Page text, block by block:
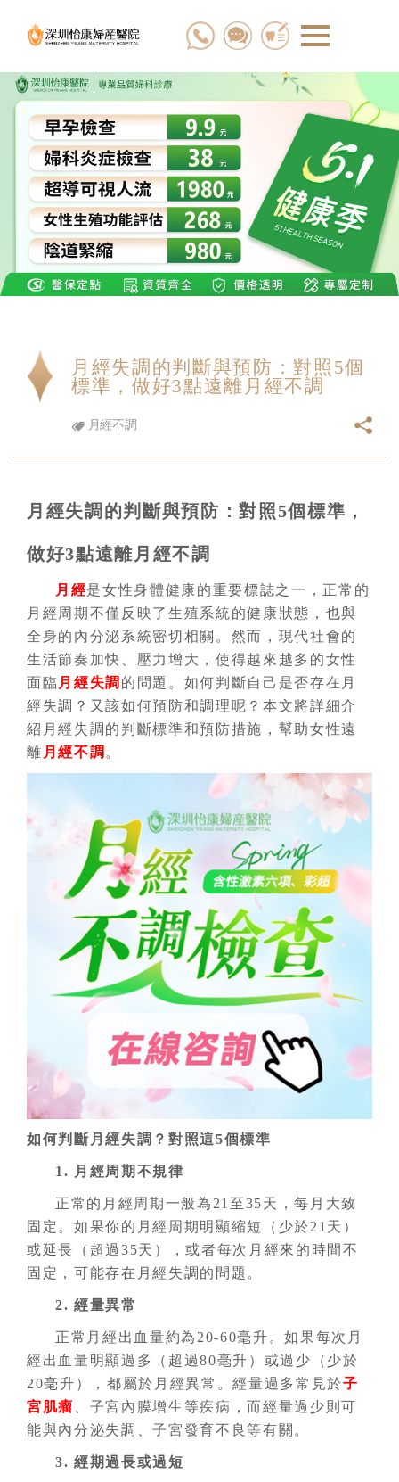
月經失調的判斷與預防：對照5個
標準，做好3點遠離月經不調
月經不調
月經失調的判斷與預防：對照5個標準，
做好3點遠離月經不調
月經是女性身體健康的重要標誌之一，正常的
月經周期不僅反映了生殖系統的健康狀態，也與
全身的內分泌系統密切相關。然而，現代社會的
生活節奏加快、壓力增大，使得越來越多的女性
面臨 月經失調 的問題。如何判斷自己是否存在月
經失調？又該如何預防和調理呢？本文將詳細介
紹月經失調的判斷標準和預防措施，幫助女性遠
離 月經不調 。
如何判斷月經失調？對照這5個標準
1. 月經周期不規律
正常的月經周期一般為21至35天，每月大致
固定。如果你的月經周期明顯縮短（少於21天）
或延長（超過35天），或者每次月經來的時間不
固定，可能存在月經失調的問題。
2. 經量異常
正常月經出血量約為20-60毫升。如果每次月
經出血量明顯過多（超過80毫升）或過少（少於
20毫升），都屬於月經異常。經量過多常見於子
宮肌瘤
、子宮內膜增生等疾病，而經量過少則可
能與內分泌失調、子宮發育不良等有關。
3. 經期過長或過短